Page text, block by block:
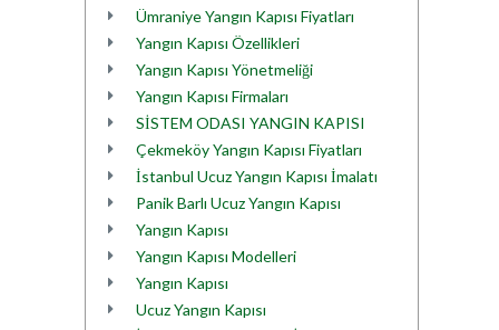
Ümraniye Yangın Kapısı Fiyatları
Yangın Kapısı Özellikleri
Yangın Kapısı Yönetmeliği
Yangın Kapısı Firmaları
SİSTEM ODASI YANGIN KAPISI
Çekmeköy Yangın Kapısı Fiyatları
İstanbul Ucuz Yangın Kapısı İmalatı
Panik Barlı Ucuz Yangın Kapısı
Yangın Kapısı
Yangın Kapısı Modelleri
Yangın Kapısı
Ucuz Yangın Kapısı